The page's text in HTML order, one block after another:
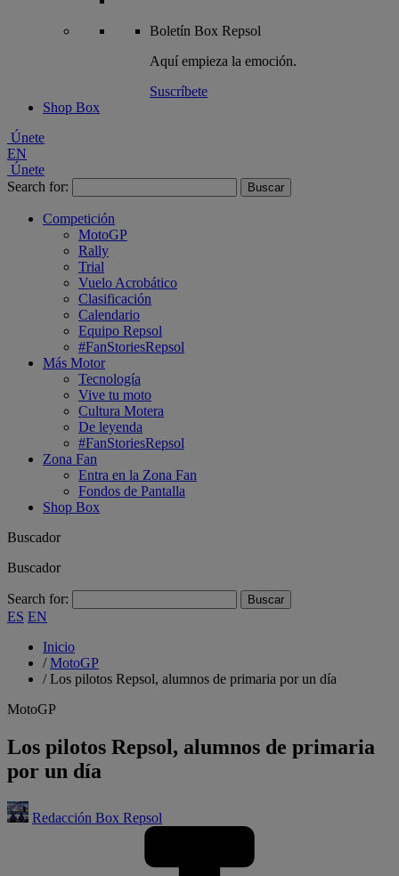
Boletín Box Repsol
Aquí empieza la emoción.
Suscríbete
Shop Box
Únete
EN
Únete
Search for:
Competición
MotoGP
Rally
Trial
Vuelo Acrobático
Clasificación
Calendario
Equipo Repsol
#FanStoriesRepsol
Más Motor
Tecnología
Vive tu moto
Cultura Motera
De leyenda
#FanStoriesRepsol
Zona Fan
Entra en la Zona Fan
Fondos de Pantalla
Shop Box
Buscador
Buscador
Search for:
ES EN
Inicio
/MotoGP
/Los pilotos Repsol, alumnos de primaria por un día
MotoGP
Los pilotos Repsol, alumnos de primaria
por un día
Redacción Box Repsol